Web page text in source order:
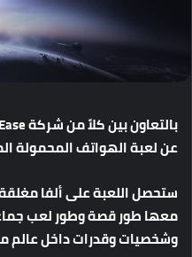
بالتعاونبينكلاًمنشركة
عنلعبةالهواتفالمحمولة
ستحصلاللعبةعلىألفا
معهاطورقصةوطورلعب
وشخصياتوقدراتداخلعالم